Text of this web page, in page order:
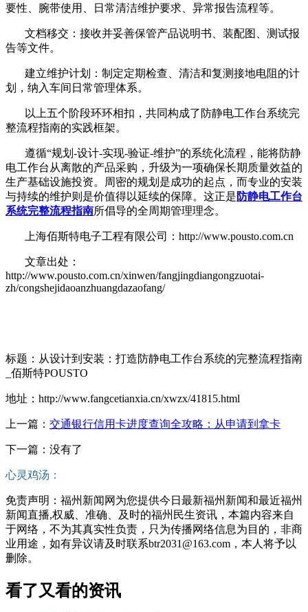
要性、腕带使用、日常清洁维护要求、异常报告流程等。
文档移交：接收并妥善保管产品说明书、装配图、测试报
告等文件。
建立维护计划：制定定期检查、清洁和复测接地电阻的计
划，纳入车间日常管理体系。
以上五个阶段环环相扣，共同构成了防静电工作台系统完
整流程指南的实践框架。
遵循“规划-设计-实现-验证-维护”的系统化流程，能将防静
电工作台从离散的产品采购，升级为一项确保长期质量效益的
生产基础设施投资。周密的规划是成功的起点，而专业的安装
与持续的维护则是价值得以延续的保障。这正是 防静电工作台
系统完整流程指南所倡导的全周期管理理念。
上海佰斯特电子工程有限公司：http://www.pousto.com.cn
文章出处：
http://www.pousto.com.cn/xinwen/fangjingdiangongzuotai-
zh/congshejidaoanzhuangdazaofang/
标题：从设计到安装：打造防静电工作台系统的完整流程指南
_佰斯特POUSTO
地址：http://www.fangcetianxia.cn/xwzx/41815.html
上一篇： 交通银行信用卡进度查询全攻略：从申请到拿卡
下一篇：没有了
心灵鸡汤：
免责声明：福州新闻网为您提供今日最新福州新闻和最近福州
新闻直播,权威、准确、及时的福州民生资讯，本篇内容来自
于网络，不为其真实性负责，只为传播网络信息为目的，非商
业用途，如有异议请及时联系btr2031@163.com，本人将予以
删除。
看了又看的资讯